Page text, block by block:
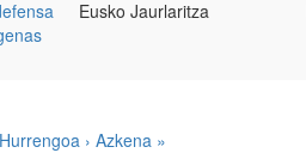
Eusko Jaurlaritza
Hurrengoa › Azkena »